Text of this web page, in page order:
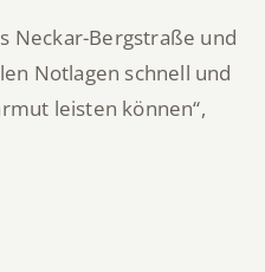
Neckar-Bergstraße und
Notlagen schnell und
leisten können“,